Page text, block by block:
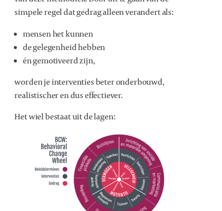
simpele regel dat gedrag alleen verandert als:
mensen het kunnen
de gelegenheid hebben
én gemotiveerd zijn,
worden je interventies beter onderbouwd,
realistischer en dus effectiever.
Het wiel bestaat uit de lagen: